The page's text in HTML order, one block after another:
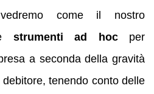
come il nostro
strumenti ad hocper
a seconda della gravità
tenendo conto delle